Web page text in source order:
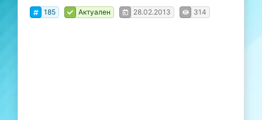
185 Актуален 28.02.2013 314